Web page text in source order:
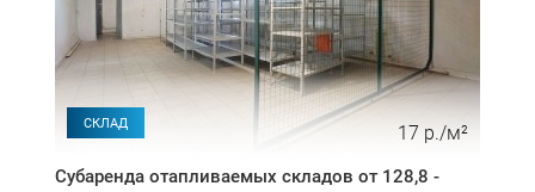
СКЛАД 17 р./м²
Субаренда отапливаемых складов от 128,8 -